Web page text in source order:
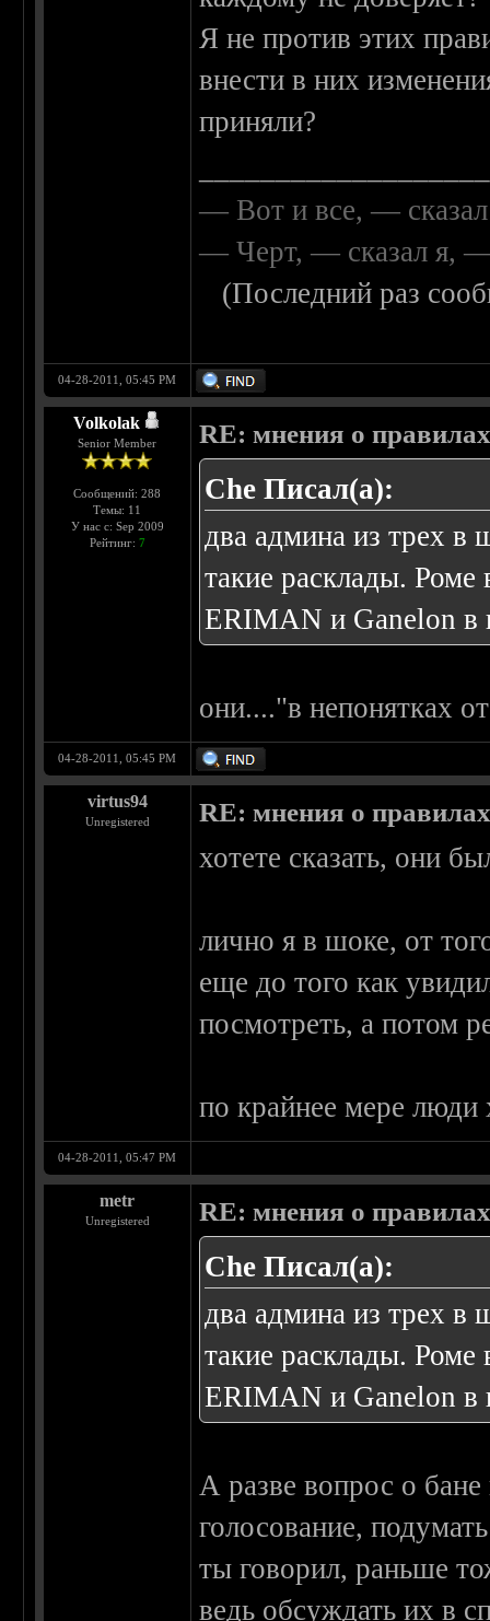
Я не против этих
внести в них
приняли?
— Вот и все, —
— Черт, — сказал я, —
(Последний раз
04-28-2011, 05:45 PM
Volkolak
Senior Member
Сообщений: 288
Темы: 11
У нас с: Sep 2009
Рейтинг: 7
RE: мнения о
Che Писал(а):
два админа из трех в
такие расклады.
ERIMAN и Ganelon в
они...."в непонятках
04-28-2011, 05:45 PM
virtus94
Unregistered RE: мнения о
хотете сказать, они
лично я в шоке, от
еще до того как
посмотреть, а потом
по крайнее мере люди
04-28-2011, 05:47 PM
metr
Unregistered RE: мнения о
Che Писал(а):
два админа из трех в
такие расклады.
ERIMAN и Ganelon в
А разве вопрос о бане
голосование,
ты говорил, раньше
ведь обсуждать их в